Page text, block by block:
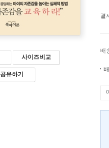
사이즈비교
공유하기
결
배